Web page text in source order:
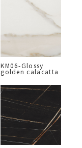
KM06-Glossy
golden calacatta